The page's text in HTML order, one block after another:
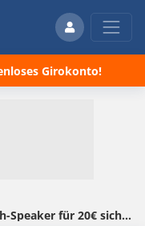
Girokonto!
für 20€ sichern